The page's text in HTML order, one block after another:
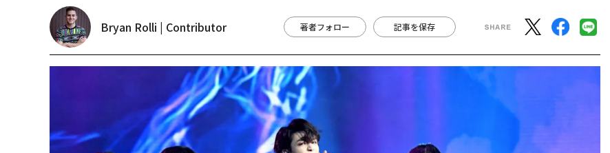
Bryan Rolli | Contributor 著者フォロー 記事を保存